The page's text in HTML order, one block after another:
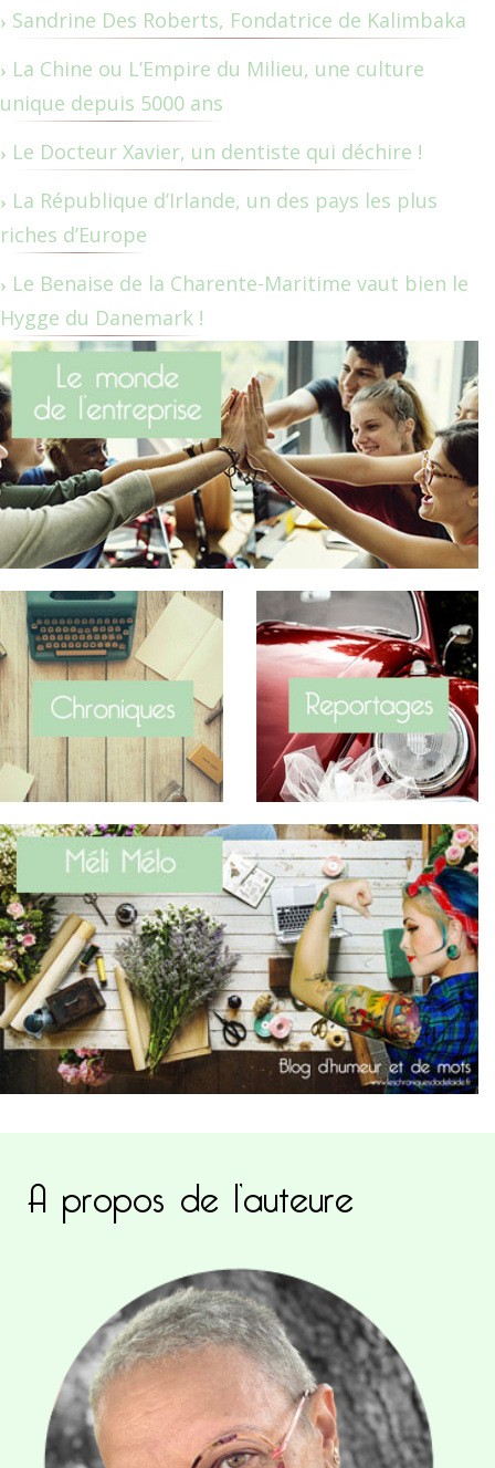
Sandrine Des Roberts, Fondatrice de Kalimbaka
La Chine ou L’Empire du Milieu, une culture
unique depuis 5000 ans
Le Docteur Xavier, un dentiste qui déchire !
La République d’Irlande, un des pays les plus
riches d’Europe
Le Benaise de la Charente-Maritime vaut bien le
Hygge du Danemark !
A propos de l’auteure